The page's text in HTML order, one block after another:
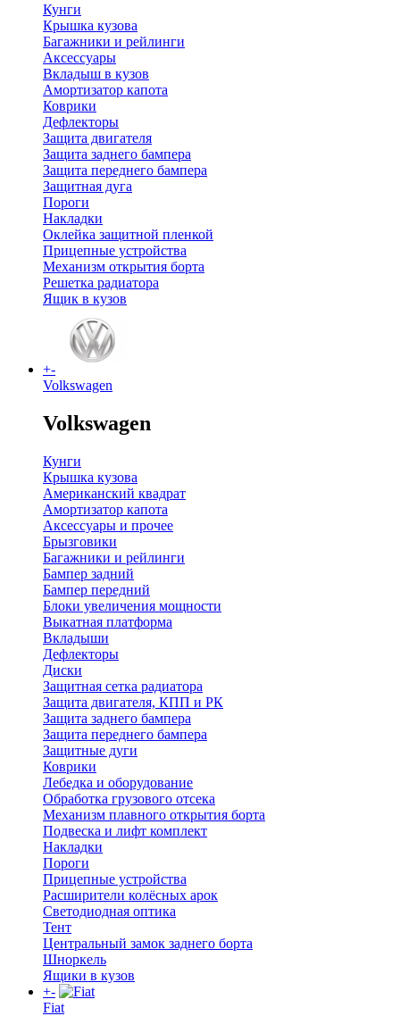
Кунги
Крышка кузова
Багажники и рейлинги
Аксессуары
Вкладыш в кузов
Амортизатор капота
Коврики
Дефлекторы
Защита двигателя
Защита заднего бампера
Защита переднего бампера
Защитная дуга
Пороги
Накладки
Оклейка защитной пленкой
Прицепные устройства
Механизм открытия борта
Решетка радиатора
Ящик в кузов
+-
Volkswagen
Volkswagen
Кунги
Крышка кузова
Американский квадрат
Амортизатор капота
Аксессуары и прочее
Брызговики
Багажники и рейлинги
Бампер задний
Бампер передний
Блоки увеличения мощности
Выкатная платформа
Вкладыши
Дефлекторы
Диски
Защитная сетка радиатора
Защита двигателя, КПП и РК
Защита заднего бампера
Защита переднего бампера
Защитные дуги
Коврики
Лебедка и оборудование
Обработка грузового отсека
Механизм плавного открытия борта
Подвеска и лифт комплект
Накладки
Пороги
Прицепные устройства
Расширители колёсных арок
Светодиодная оптика
Тент
Центральный замок заднего борта
Шноркель
Ящики в кузов
+-
Fiat